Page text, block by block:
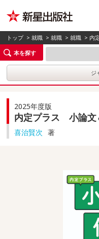
トップ >就職 >就職 >就職 > 内
本を探す
ジ
2025年度版
内定プラス 小論文
喜治賢次 著